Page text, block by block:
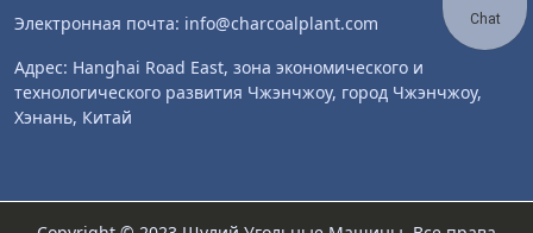
Электронная почта: info@charcoalplant.com
Адрес: Hanghai Road East, зона экономического и
технологического развития Чжэнчжоу, город Чжэнчжоу,
Хэнань, Китай
Chat